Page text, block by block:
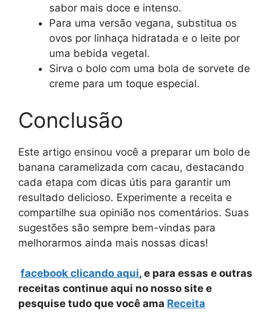
sabor mais doce e intenso.
Para uma versão vegana, substitua os
ovos por linhaça hidratada e o leite por
uma bebida vegetal.
Sirva o bolo com uma bola de sorvete de
creme para um toque especial.
Conclusão
Este artigo ensinou você a preparar um bolo de
banana caramelizada com cacau, destacando
cada etapa com dicas útis para garantir um
resultado delicioso. Experimente a receita e
compartilhe sua opinião nos comentários. Suas
sugestões são sempre bem-vindas para
melhorarmos ainda mais nossas dicas!
facebook clicando aqui, e para essas e outras
receitas continue aqui no nosso site e
pesquise tudo que você ama Receita